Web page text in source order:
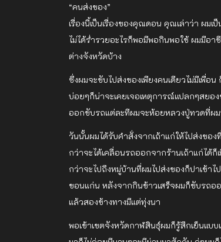
“คนส่งของ”
เรื่องนี้เป็นเรื่องของคุณดอน คุณเล่าว่า ผม
ไม่ได้ร่ำรวยอะไรก็พอมีพอกินพอใช้ ผมมีอา
ต่างจังหวัดบ้าง
ซึ่งผมจะขับไปส่งของเพียงคนเดียวไม่มีเพื่
บ่อยๆก็น่าจะเคยเจอเหตุการณ์แปลกๆสย
ออกขับรถแต่ละทีผมจะห้อยหลวงปู่ทวดที่ผ
วันนั้นผมได้รับคำสั่งจากเถ้าแก่ให้ไปส่งขอ
กว่าจะได้เคลื่อนรถออกจากร้านเถ้าแก่ได้ก็
กว่าจะไปถึงหมู่บ้านที่ผมไปส่งของก็ปาเข้า
ขอนแก่น หลังจากกินข้าวเสร็จผมก็ขับรถ
แล้วสองข้างทางมีแต่ทุ่งนา
พอเข้าเขตจังหวัดกาฬสินธุ์ผมก็รู้สึกเย็นแบ